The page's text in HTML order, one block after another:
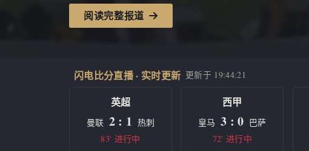
阅读完整报道
闪电比分直播 · 实时更新 更新于 19:44:21
英超
曼联 2 : 1 热刺
83' 进行中
西甲
皇马 3 : 0 巴萨
72' 进行中